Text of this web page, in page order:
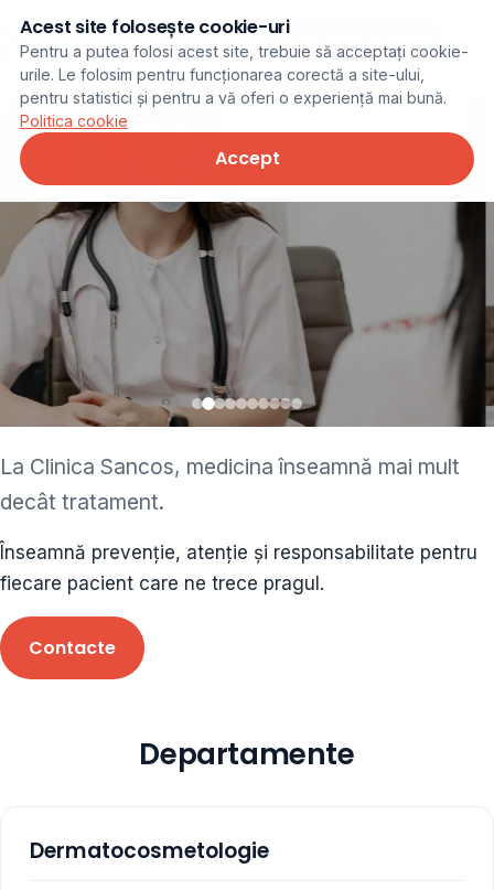
Programare online
ginecolog • cardiolog •
ORL • endocrinolog
Cât și alte specialități medicale, toate în cadrul aceleiași
Clinici
Programare
La Clinica Sancos, medicina înseamnă mai mult
decât tratament.
Înseamnă prevenție, atenție și responsabilitate pentru
fiecare pacient care ne trece pragul.
Contacte
Departamente
Dermatocosmetologie
Acest site folosește cookie-uri
Pentru a putea folosi acest site, trebuie să acceptați cookie-
urile. Le folosim pentru funcționarea corectă a site-ului,
pentru statistici și pentru a vă oferi o experiență mai bună.
Politica cookie
Accept